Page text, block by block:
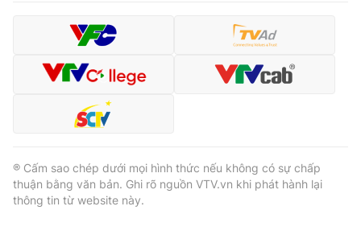
® Cấm sao chép dưới mọi hình thức nếu không có sự chấp
thuận bằng văn bản. Ghi rõ nguồn VTV.vn khi phát hành lại
thông tin từ website này.